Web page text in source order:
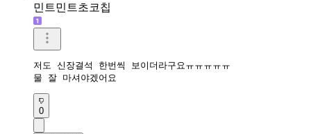
민트민트초코칩
저도 신장결석 한번씩 보이더라구요ㅠㅠㅠㅠㅠ
물 잘 마셔야겠어요
0